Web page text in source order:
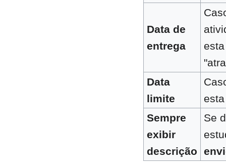
Data de
entrega
Data
limite
Sempre
exibir
descrição
Se